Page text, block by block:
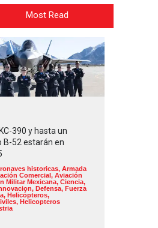
Most Read
390 y hasta un
B-52 estarán en
historicas, Armada
Comercial, Aviación
Militar Mexicana, Ciencia,
, Defensa, Fuerza
, Helicópteros,
, Helicopteros